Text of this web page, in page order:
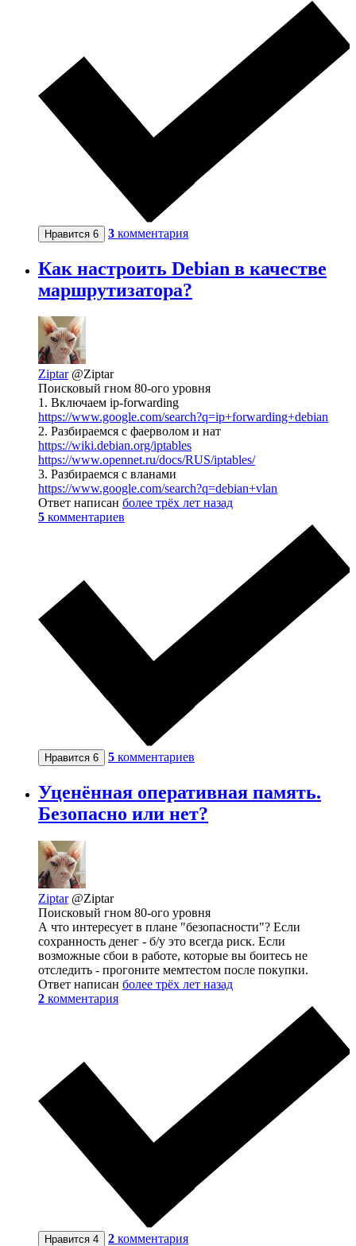
Нравится 6 3 комментария
Как настроить Debian в качестве
маршрутизатора?
Ziptar @Ziptar
Поисковый гном 80-ого уровня
1. Включаем ip-forwarding
https://www.google.com/search?q=ip+forwarding+debian
2. Разбираемся с фаерволом и нат
https://wiki.debian.org/iptables
https://www.opennet.ru/docs/RUS/iptables/
3. Разбираемся с вланами
https://www.google.com/search?q=debian+vlan
Ответ написан более трёх лет назад
5 комментариев
Нравится 6 5 комментариев
Уценённая оперативная память.
Безопасно или нет?
Ziptar @Ziptar
Поисковый гном 80-ого уровня
А что интересует в плане "безопасности"? Если
сохранность денег - б/у это всегда риск. Если
возможные сбои в работе, которые вы боитесь не
отследить - прогоните мемтестом после покупки.
Ответ написан более трёх лет назад
2 комментария
Нравится 4 2 комментария